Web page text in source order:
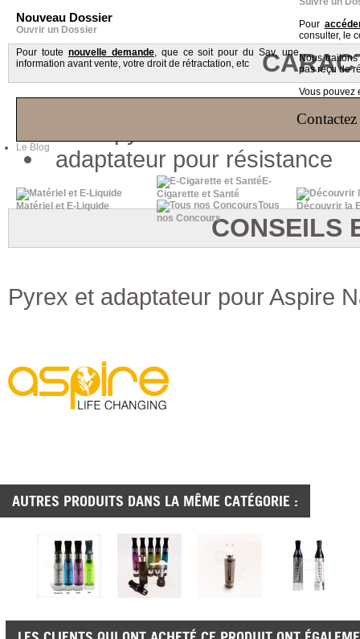
Nouveau Dossier
Ouvrir un Dossier
Pour toute nouvelle demande, que ce soit pour du Sav, une
information avant vente, votre droit de rétractation, etc
Pour
consulter, le
Nous
pas reçu de
Vous pouvez
Le Blog
Matériel et E-Liquide
E-
Cigarette et Santé
Tous
nos Concours
Découvrir la
adaptateur pour résistance
CONSEILS
Pyrex et adaptateur pour Aspire
AUTRES PRODUITS DANS LA MÊME CATÉGORIE :